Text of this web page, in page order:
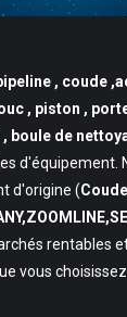
, coude
, piston ,
boule de
d'équipement.
d'origine (
rentables
vous